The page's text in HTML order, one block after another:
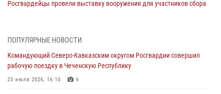
Росгвардейцы провели выставку вооружения для участников сбора
второй годовщине вторжения ВСУ на территорию области
06 августа 2026, 11:56
ПОПУЛЯРНЫЕ НОВОСТИ
Командующий Северо-Кавказским округом Росгвардии совершил
рабочую поездку в Чеченскую Республику
23 июля 2026, 16:10 6